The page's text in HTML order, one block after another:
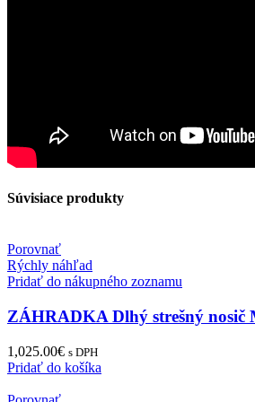
Súvisiace produkty
Porovnať
Rýchly náhľad
Pridať do nákupného zoznamu
ZÁHRADKA Dlhý strešný nosič
1,025.00€ s DPH
Pridať do košíka